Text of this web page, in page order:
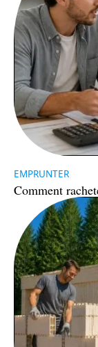
EMPRUNTER
Comment